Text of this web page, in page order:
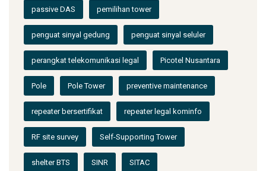
passive DAS pemilihan tower
penguat sinyal gedung penguat sinyal seluler
perangkat telekomunikasi legal Picotel Nusantara
Pole Pole Tower preventive maintenance
repeater bersertifikat repeater legal kominfo
RF site survey Self-Supporting Tower
shelter BTS SINR SITAC